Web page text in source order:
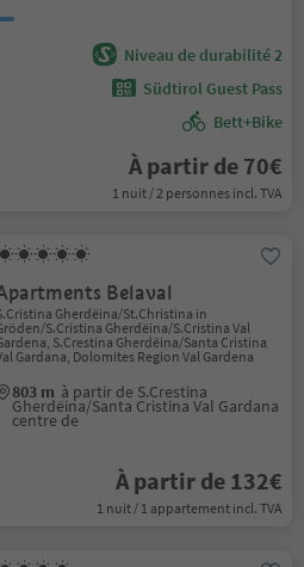
Niveau de durabilité 2
Südtirol Guest Pass
Bett+Bike
À partir de 70€
1 nuit / 2 personnes incl. TVA
Belaval
Gherdëina/St.Christina in
S.Cristina Gherdëina/S.Cristina Val
S.Crestina Gherdëina/Santa Cristina
Gardana, Dolomites Region Val Gardena
803 m à partir de S.Crestina
Gherdëina/Santa Cristina Val Gardana
centre de
À partir de 132€
1 nuit / 1 appartement incl. TVA